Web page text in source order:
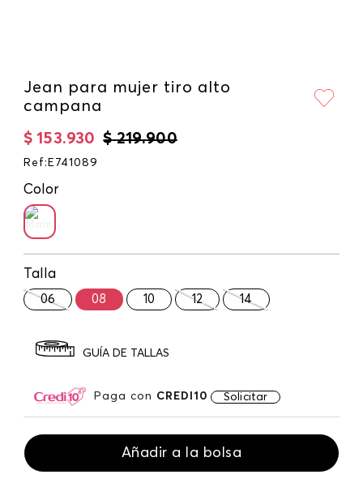
Jean para mujer tiro alto
campana
$ 219.900
$ 153.930
Ref : E741089
Color
Talla
06 08 10 12 14
GUÍA DE TALLAS
Paga con CREDI10 Solicitar
Añadir a la bolsa